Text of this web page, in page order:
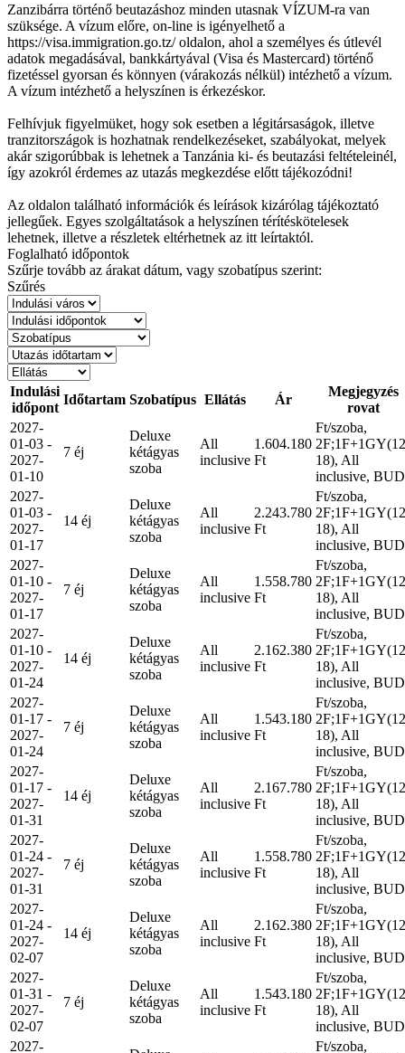
Zanzibárra történő beutazáshoz minden utasnak VÍZUM-ra van
szüksége. A vízum előre, on-line is igényelhető a
https://visa.immigration.go.tz/ oldalon, ahol a személyes és útlevél
adatok megadásával, bankkártyával (Visa és Mastercard) történő
fizetéssel gyorsan és könnyen (várakozás nélkül) intézhető a vízum.
A vízum intézhető a helyszínen is érkezéskor.
Felhívjuk figyelmüket, hogy sok esetben a légitársaságok, illetve
tranzitországok is hozhatnak rendelkezéseket, szabályokat, melyek
akár szigorúbbak is lehetnek a Tanzánia ki- és beutazási feltételeinél,
így azokról érdemes az utazás megkezdése előtt tájékozódni!
Az oldalon található információk és leírások kizárólag tájékoztató
jellegűek. Egyes szolgáltatások a helyszínen térítéskötelesek
lehetnek, illetve a részletek eltérhetnek az itt leírtaktól.
Foglalható időpontok
Szűrje tovább az árakat dátum, vagy szobatípus szerint:
Szűrés
Indulási
időpont
Időtartam Szobatípus Ellátás Ár
Megjegyzés
rovat
2027-
01-03 -
2027-
01-10
7 éj
Deluxe
kétágyas
szoba
All
inclusive
1.604.180
Ft
Ft/szoba,
18), All
inclusive, BUD
2027-
01-03 -
2027-
01-17
14 éj
Deluxe
kétágyas
szoba
All
inclusive
2.243.780
Ft
Ft/szoba,
18), All
inclusive, BUD
2027-
01-10 -
2027-
01-17
7 éj
Deluxe
kétágyas
szoba
All
inclusive
1.558.780
Ft
Ft/szoba,
18), All
inclusive, BUD
2027-
01-10 -
2027-
01-24
14 éj
Deluxe
kétágyas
szoba
All
inclusive
2.162.380
Ft
Ft/szoba,
18), All
inclusive, BUD
2027-
01-17 -
2027-
01-24
7 éj
Deluxe
kétágyas
szoba
All
inclusive
1.543.180
Ft
Ft/szoba,
18), All
inclusive, BUD
2027-
01-17 -
2027-
01-31
14 éj
Deluxe
kétágyas
szoba
All
inclusive
2.167.780
Ft
Ft/szoba,
18), All
inclusive, BUD
2027-
01-24 -
2027-
01-31
7 éj
Deluxe
kétágyas
szoba
All
inclusive
1.558.780
Ft
Ft/szoba,
18), All
inclusive, BUD
2027-
01-24 -
2027-
02-07
14 éj
Deluxe
kétágyas
szoba
All
inclusive
2.162.380
Ft
Ft/szoba,
18), All
inclusive, BUD
2027-
01-31 -
2027-
02-07
7 éj
Deluxe
kétágyas
szoba
All
inclusive
1.543.180
Ft
Ft/szoba,
18), All
inclusive, BUD
2027-
Ft/szoba,